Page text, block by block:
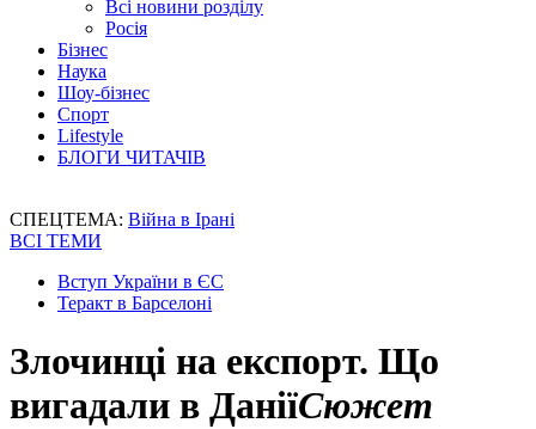
Всі новини розділу
Росія
Бізнес
Наука
Шоу-бізнес
Спорт
Lifestyle
БЛОГИ ЧИТАЧІВ
СПЕЦТЕМА: Війна в Ірані
ВСІ ТЕМИ
Вступ України в ЄС
Теракт в Барселоні
Злочинці на експорт. Що
вигадали в ДаніїСюжет